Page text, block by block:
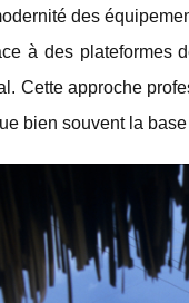
des
à des plateformes
Cette approche
bien souvent la